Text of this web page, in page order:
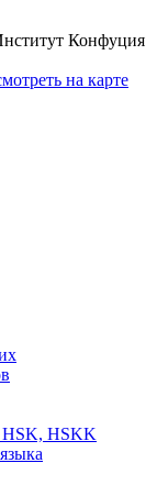
Конфуция
на карте
HSK, HSKK